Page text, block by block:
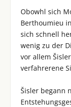
Obowhl sich
Berthoumieu
sich schnell
wenig zu der
vor allem
verfahrerene
Šisler begann